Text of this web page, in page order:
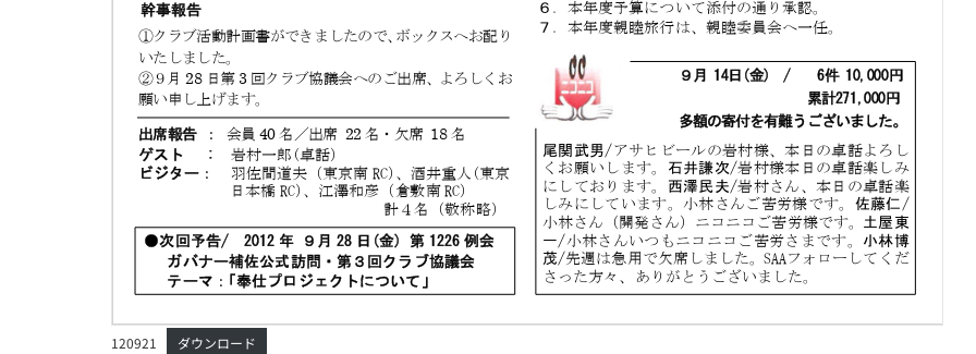
120921 ダウンロード